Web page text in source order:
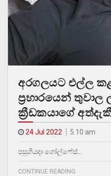
අරගලයට එල්ල
ප්‍රහාරයෙන්
ක්‍රීඩකයාගේ
24 Jul 2022 5.10 am
පසුගියදා ගෝල්ෆේස්…
CONTINUE READING